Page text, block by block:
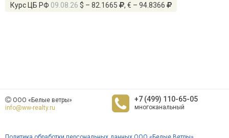
Курс ЦБ РФ 09.08.26 $ – 82.1665 , € – 94.8366
ООО «Белые ветры»
info@ww-realty.ru
+7 (499) 110-65-05
многоканальный